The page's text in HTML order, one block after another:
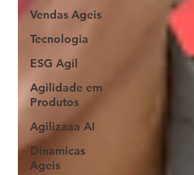
Vendas Ageis
Tecnologia
ESG Agil
Agilidade em
Produtos
Agilizaaa AI
Dinamicas
Ageis